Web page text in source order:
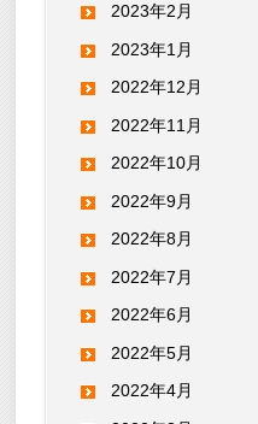
2023年2月
2023年1月
2022年12月
2022年11月
2022年10月
2022年9月
2022年8月
2022年7月
2022年6月
2022年5月
2022年4月